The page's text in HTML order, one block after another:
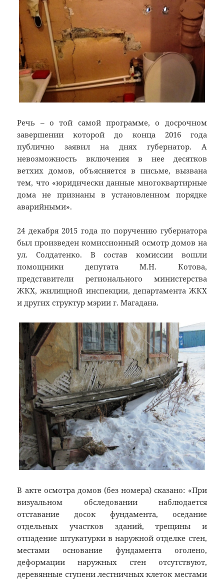
Речь – о той самой программе, о досрочном
завершении которой до конца 2016 года
публично заявил на днях губернатор. А
невозможность включения в нее десятков
ветхих домов, объясняется в письме, вызвана
тем, что «юридически данные многоквартирные
дома не признаны в установленном порядке
аварийными».
24 декабря 2015 года по поручению губернатора
был произведен комиссионный осмотр домов на
ул. Солдатенко. В состав комиссии вошли
помощники депутата М.Н. Котова,
представители регионального министерства
ЖКХ, жилищной инспекции, департамента ЖКХ
и других структур мэрии г. Магадана.
В акте осмотра домов (без номера) сказано: «При
визуальном обследовании наблюдается
отставание досок фундамента, оседание
отдельных участков зданий, трещины и
отпадение штукатурки в наружной отделке стен,
местами основание фундамента оголено,
деформации наружных стен отсутствуют,
деревянные ступени лестничных клеток местами